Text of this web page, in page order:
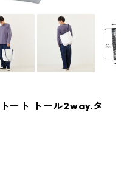
ート トール2way.タ